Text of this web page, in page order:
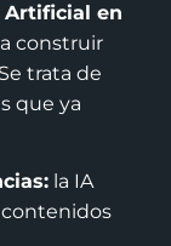
en
construir
trata de
que ya
la IA